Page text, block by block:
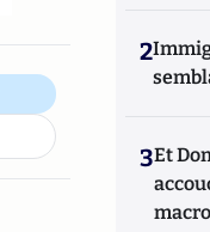
2
3Et